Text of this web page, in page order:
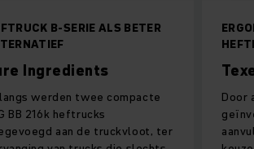
B-SERIE ALS BETER
Ingredients
werden twee compacte
BB 216k heftrucks
aan de truckvloot, ter
Door